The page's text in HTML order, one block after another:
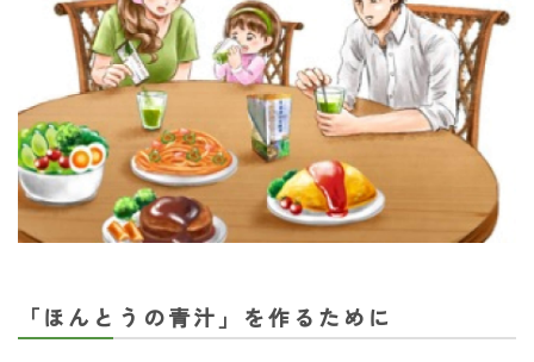
「ほんとうの青汁」を作るために